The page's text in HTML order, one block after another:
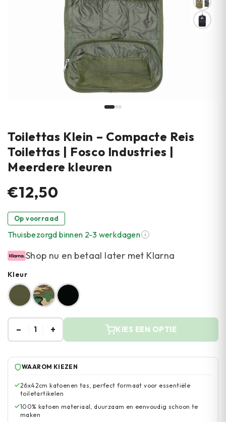
Toilettas Klein – Compacte Reis
Toilettas | Fosco Industries |
Meerdere kleuren
€12,50
Op voorraad
Thuisbezorgd binnen 2-3 werkdagen
Shop nu en betaal later met Klarna
Kleur
– 1 + KIES EEN OPTIE
WAAROM KIEZEN
26x42cm katoenen tas, perfect formaat voor essentiële
toiletartikelen
100% katoen materiaal, duurzaam en eenvoudig schoon te
maken